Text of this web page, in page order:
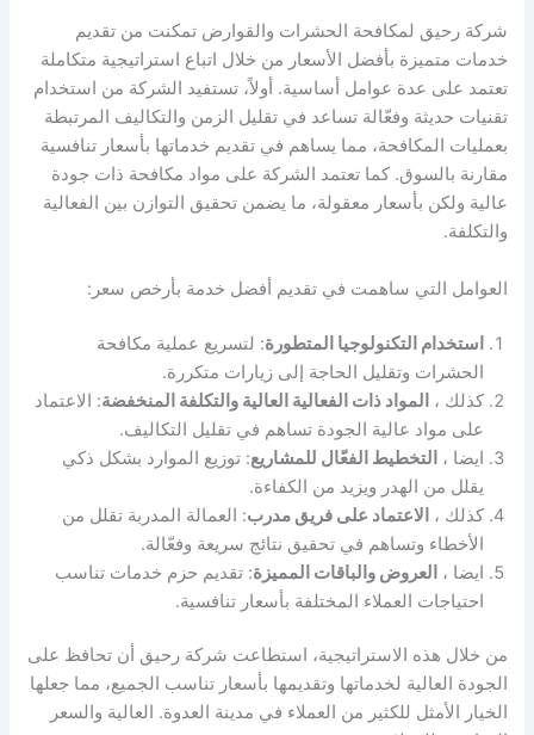
شركة رحيق لمكافحة الحشرات والقوارض تمكنت من تقديم
خدمات متميزة بأفضل الأسعار من خلال اتباع استراتيجية متكاملة
تعتمد على عدة عوامل أساسية. أولاً، تستفيد الشركة من استخدام
تقنيات حديثة وفعّالة تساعد في تقليل الزمن والتكاليف المرتبطة
بعمليات المكافحة، مما يساهم في تقديم خدماتها بأسعار تنافسية
مقارنة بالسوق. كما تعتمد الشركة على مواد مكافحة ذات جودة
عالية ولكن بأسعار معقولة، ما يضمن تحقيق التوازن بين الفعالية
والتكلفة.
العوامل التي ساهمت في تقديم أفضل خدمة بأرخص سعر:
استخدام التكنولوجيا المتطورة: لتسريع عملية مكافحة
الحشرات وتقليل الحاجة إلى زيارات متكررة.
كذلك ، المواد ذات الفعالية العالية والتكلفة المنخفضة: الاعتماد
على مواد عالية الجودة تساهم في تقليل التكاليف.
ايضا ، التخطيط الفعّال للمشاريع: توزيع الموارد بشكل ذكي
يقلل من الهدر ويزيد من الكفاءة.
كذلك ، الاعتماد على فريق مدرب: العمالة المدربة تقلل من
الأخطاء وتساهم في تحقيق نتائج سريعة وفعّالة.
ايضا ، العروض والباقات المميزة: تقديم حزم خدمات تناسب
احتياجات العملاء المختلفة بأسعار تنافسية.
من خلال هذه الاستراتيجية، استطاعت شركة رحيق أن تحافظ على
الجودة العالية لخدماتها وتقديمها بأسعار تناسب الجميع، مما جعلها
الخيار الأمثل للكثير من العملاء في مدينة العدوة. العالية والسعر